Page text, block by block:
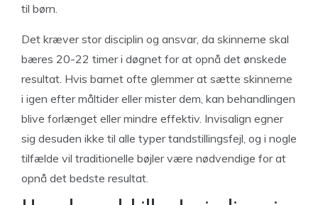
til børn.
Det kræver stor disciplin og ansvar, da skinnerne skal
bæres 20-22 timer i døgnet for at opnå det ønskede
resultat. Hvis barnet ofte glemmer at sætte skinnerne
i igen efter måltider eller mister dem, kan behandlingen
blive forlænget eller mindre effektiv. Invisalign egner
sig desuden ikke til alle typer tandstillingsfejl, og i nogle
tilfælde vil traditionelle bøjler være nødvendige for at
opnå det bedste resultat.